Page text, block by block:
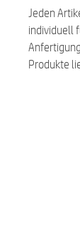
Jeden
individuell
Produkte